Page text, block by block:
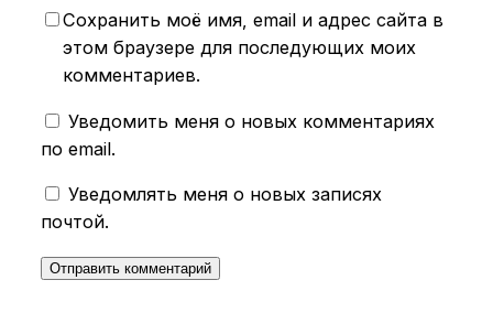
Сохранить моё имя, email и адрес сайта в
этом браузере для последующих моих
комментариев.
Уведомить меня о новых комментариях
по email.
Уведомлять меня о новых записях
почтой.